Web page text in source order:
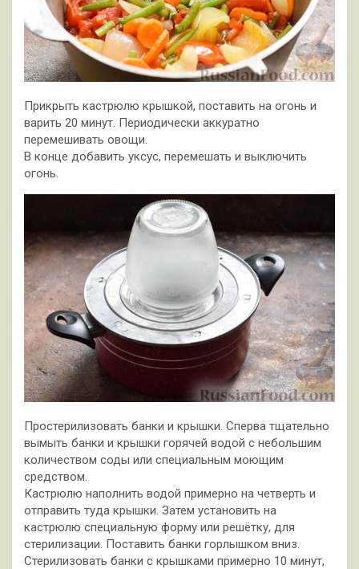
Прикрыть кастрюлю крышкой, поставить на огонь и
варить 20 минут. Периодически аккуратно
перемешивать овощи.
В конце добавить уксус, перемешать и выключить
огонь.
Простерилизовать банки и крышки. Сперва тщательно
вымыть банки и крышки горячей водой с небольшим
количеством соды или специальным моющим
средством.
Кастрюлю наполнить водой примерно на четверть и
отправить туда крышки. Затем установить на
кастрюлю специальную форму или решётку, для
стерилизации. Поставить банки горлышком вниз.
Стерилизовать банки с крышками примерно 10 минут,